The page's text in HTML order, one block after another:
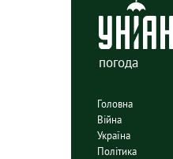
погода
Головна
Війна
Україна
Політика